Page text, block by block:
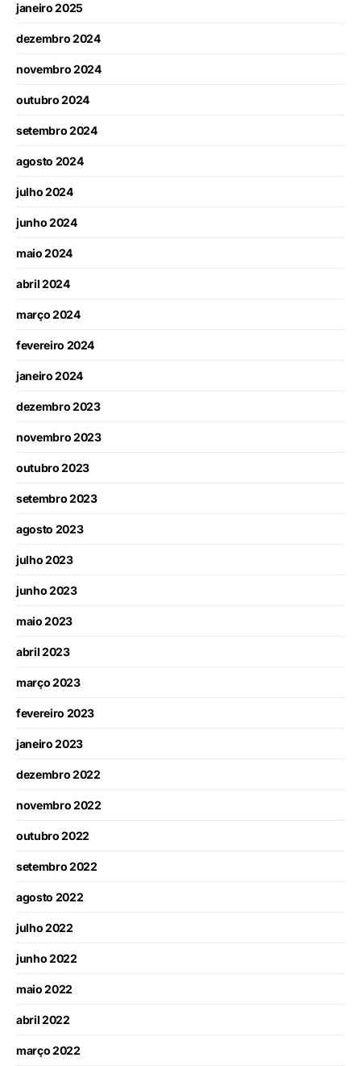
janeiro 2025
dezembro 2024
novembro 2024
outubro 2024
setembro 2024
agosto 2024
julho 2024
junho 2024
maio 2024
abril 2024
março 2024
fevereiro 2024
janeiro 2024
dezembro 2023
novembro 2023
outubro 2023
setembro 2023
agosto 2023
julho 2023
junho 2023
maio 2023
abril 2023
março 2023
fevereiro 2023
janeiro 2023
dezembro 2022
novembro 2022
outubro 2022
setembro 2022
agosto 2022
julho 2022
junho 2022
maio 2022
abril 2022
março 2022